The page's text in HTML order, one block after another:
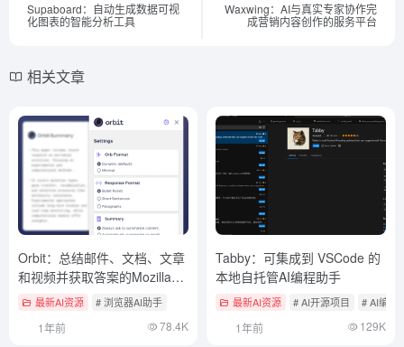
Supaboard：自动生成数据可视
化图表的智能分析工具
Waxwing：AI与真实专家协作完
成营销内容创作的服务平台
相关文章
Orbit：总结邮件、文档、文章
和视频并获取答案的Mozilla浏
览器插件
最新AI资源 # 浏览器AI助手
1年前 78.4K
Tabby：可集成到 VSCode 的
本地自托管AI编程助手
最新AI资源 # AI开源项目 # AI编程
1年前 129K